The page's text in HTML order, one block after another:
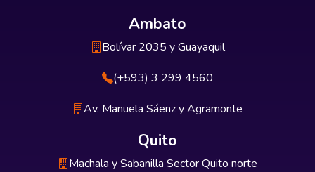
Ambato
Bolívar 2035 y Guayaquil
(+593) 3 299 4560
Av. Manuela Sáenz y Agramonte
Quito
Machala y Sabanilla Sector Quito norte